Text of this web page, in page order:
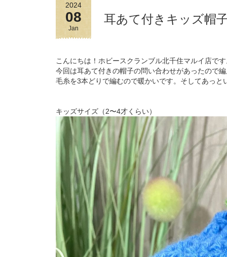
2024
08
Jan
耳あて付きキッズ帽
こんにちは！ホビースクランブル北千住マルイ店で
今回は耳あて付きの帽子の問い合わせがあったので
毛糸を3本どりで編むので暖かいです。そしてあっと
キッズサイズ（2〜4才くらい）